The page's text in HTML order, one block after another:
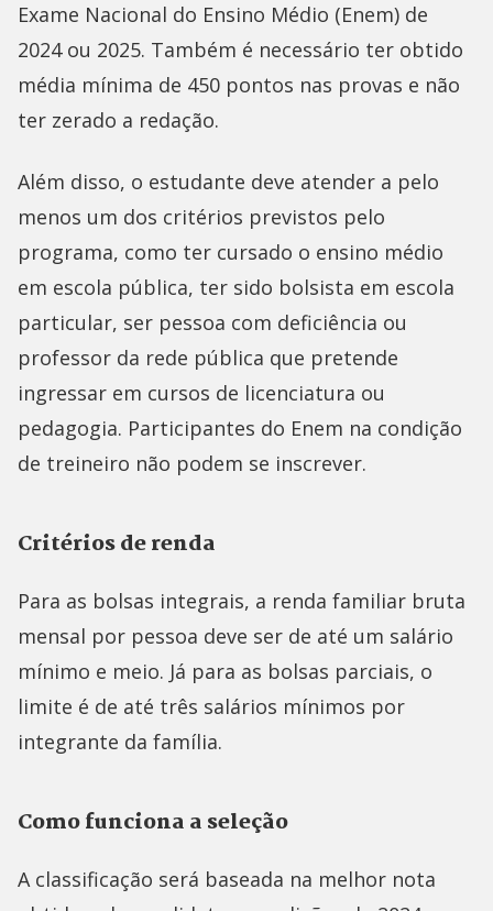
Exame Nacional do Ensino Médio (Enem) de
2024 ou 2025. Também é necessário ter obtido
média mínima de 450 pontos nas provas e não
ter zerado a redação.
Além disso, o estudante deve atender a pelo
menos um dos critérios previstos pelo
programa, como ter cursado o ensino médio
em escola pública, ter sido bolsista em escola
particular, ser pessoa com deficiência ou
professor da rede pública que pretende
ingressar em cursos de licenciatura ou
pedagogia. Participantes do Enem na condição
de treineiro não podem se inscrever.
Critérios de renda
Para as bolsas integrais, a renda familiar bruta
mensal por pessoa deve ser de até um salário
mínimo e meio. Já para as bolsas parciais, o
limite é de até três salários mínimos por
integrante da família.
Como funciona a seleção
A classificação será baseada na melhor nota